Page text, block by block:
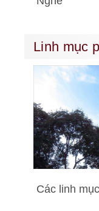
Linh mục
Các linh